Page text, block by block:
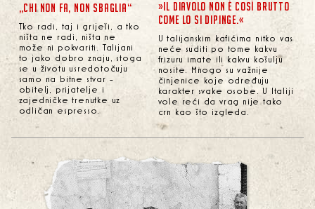
„CHI NON FA, NON SBAGLIA“
Tko radi, taj i griješi, a tko
ništa ne radi, ništa ne
može ni pokvariti. Talijani
to jako dobro znaju, stoga
se u životu usredotočuju
samo na bitne stvar -
obitelj, prijatelje i
zajedničke trenutke uz
odličan espresso.
»IL DIAVOLO NON È COSÌ BRUTTO
COME LO SI DIPINGE.«
U talijanskim kafićima nitko vas
neće suditi po tome kakvu
frizuru imate ili kakvu košulju
nosite. Mnogo su važnije
činjenice koje određuju
karakter svake osobe. U Italiji
vole reći da vrag nije tako
crn kao što izgleda.